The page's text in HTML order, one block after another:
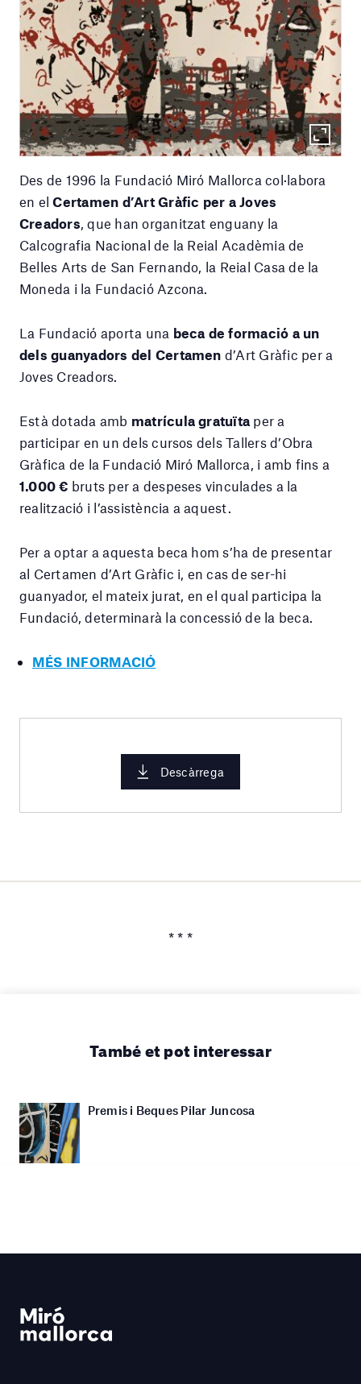
Des de 1996 la Fundació Miró Mallorca col·labora
en elCertamen d’Art Gràfic per a Joves
Creadors , que han organitzat enguany la
Calcografia Nacional de la Reial Acadèmia de
Belles Arts de San Fernando, la Reial Casa de la
Moneda i la Fundació Azcona.
La Fundació aporta una beca de formació a un
dels guanyadors del Certamen d’Art Gràfic per a
Joves Creadors.
Està dotada amb matrícula gratuïta per a
participar en un dels cursos dels Tallers d’Obra
Gràfica de la Fundació Miró Mallorca, i amb fins a
1.000 € bruts per a despeses vinculades a la
realització i l’assistència a aquest.
Per a optar a aquesta beca hom s’ha de presentar
al Certamen d’Art Gràfic i, en cas de ser-hi
guanyador, el mateix jurat, en el qual participa la
Fundació, determinarà la concessió de la beca.
MÉS INFORMACIÓ
Descàrrega
* * *
També et pot interessar
Premis i Beques Pilar Juncosa